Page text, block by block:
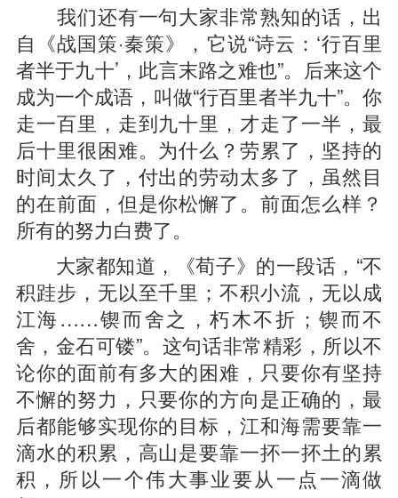
我们还有一句大家非常熟知的话，出
自《战国策·秦策》，它说“诗云：‘行百里
者半于九十’，此言末路之难也”。后来这个
成为一个成语，叫做“行百里者半九十”。你
走一百里，走到九十里，才走了一半，最
后十里很困难。为什么？劳累了，坚持的
时间太久了，付出的劳动太多了，虽然目
的在前面，但是你松懈了。前面怎么样？
所有的努力白费了。
大家都知道，《荀子》的一段话，“不
积跬步，无以至千里；不积小流，无以成
江海……锲而舍之，朽木不折；锲而不
舍，金石可镂”。这句话非常精彩，所以不
论你的面前有多大的困难，只要你有坚持
不懈的努力，只要你的方向是正确的，最
后都能够实现你的目标，江和海需要靠一
滴水的积累，高山是要靠一抔一抔土的累
积，所以一个伟大事业要从一点一滴做